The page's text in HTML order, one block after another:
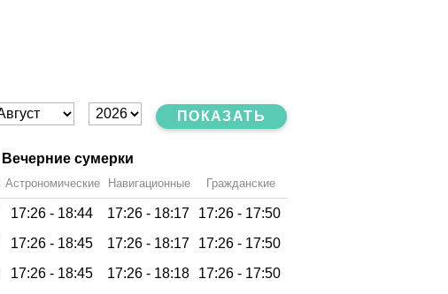
ПОКАЗАТЬ
Вечерние сумерки
Астрономические Навигационные Гражданские
17:26 - 18:44 17:26 - 18:17 17:26 - 17:50
17:26 - 18:45 17:26 - 18:17 17:26 - 17:50
17:26 - 18:45 17:26 - 18:18 17:26 - 17:50